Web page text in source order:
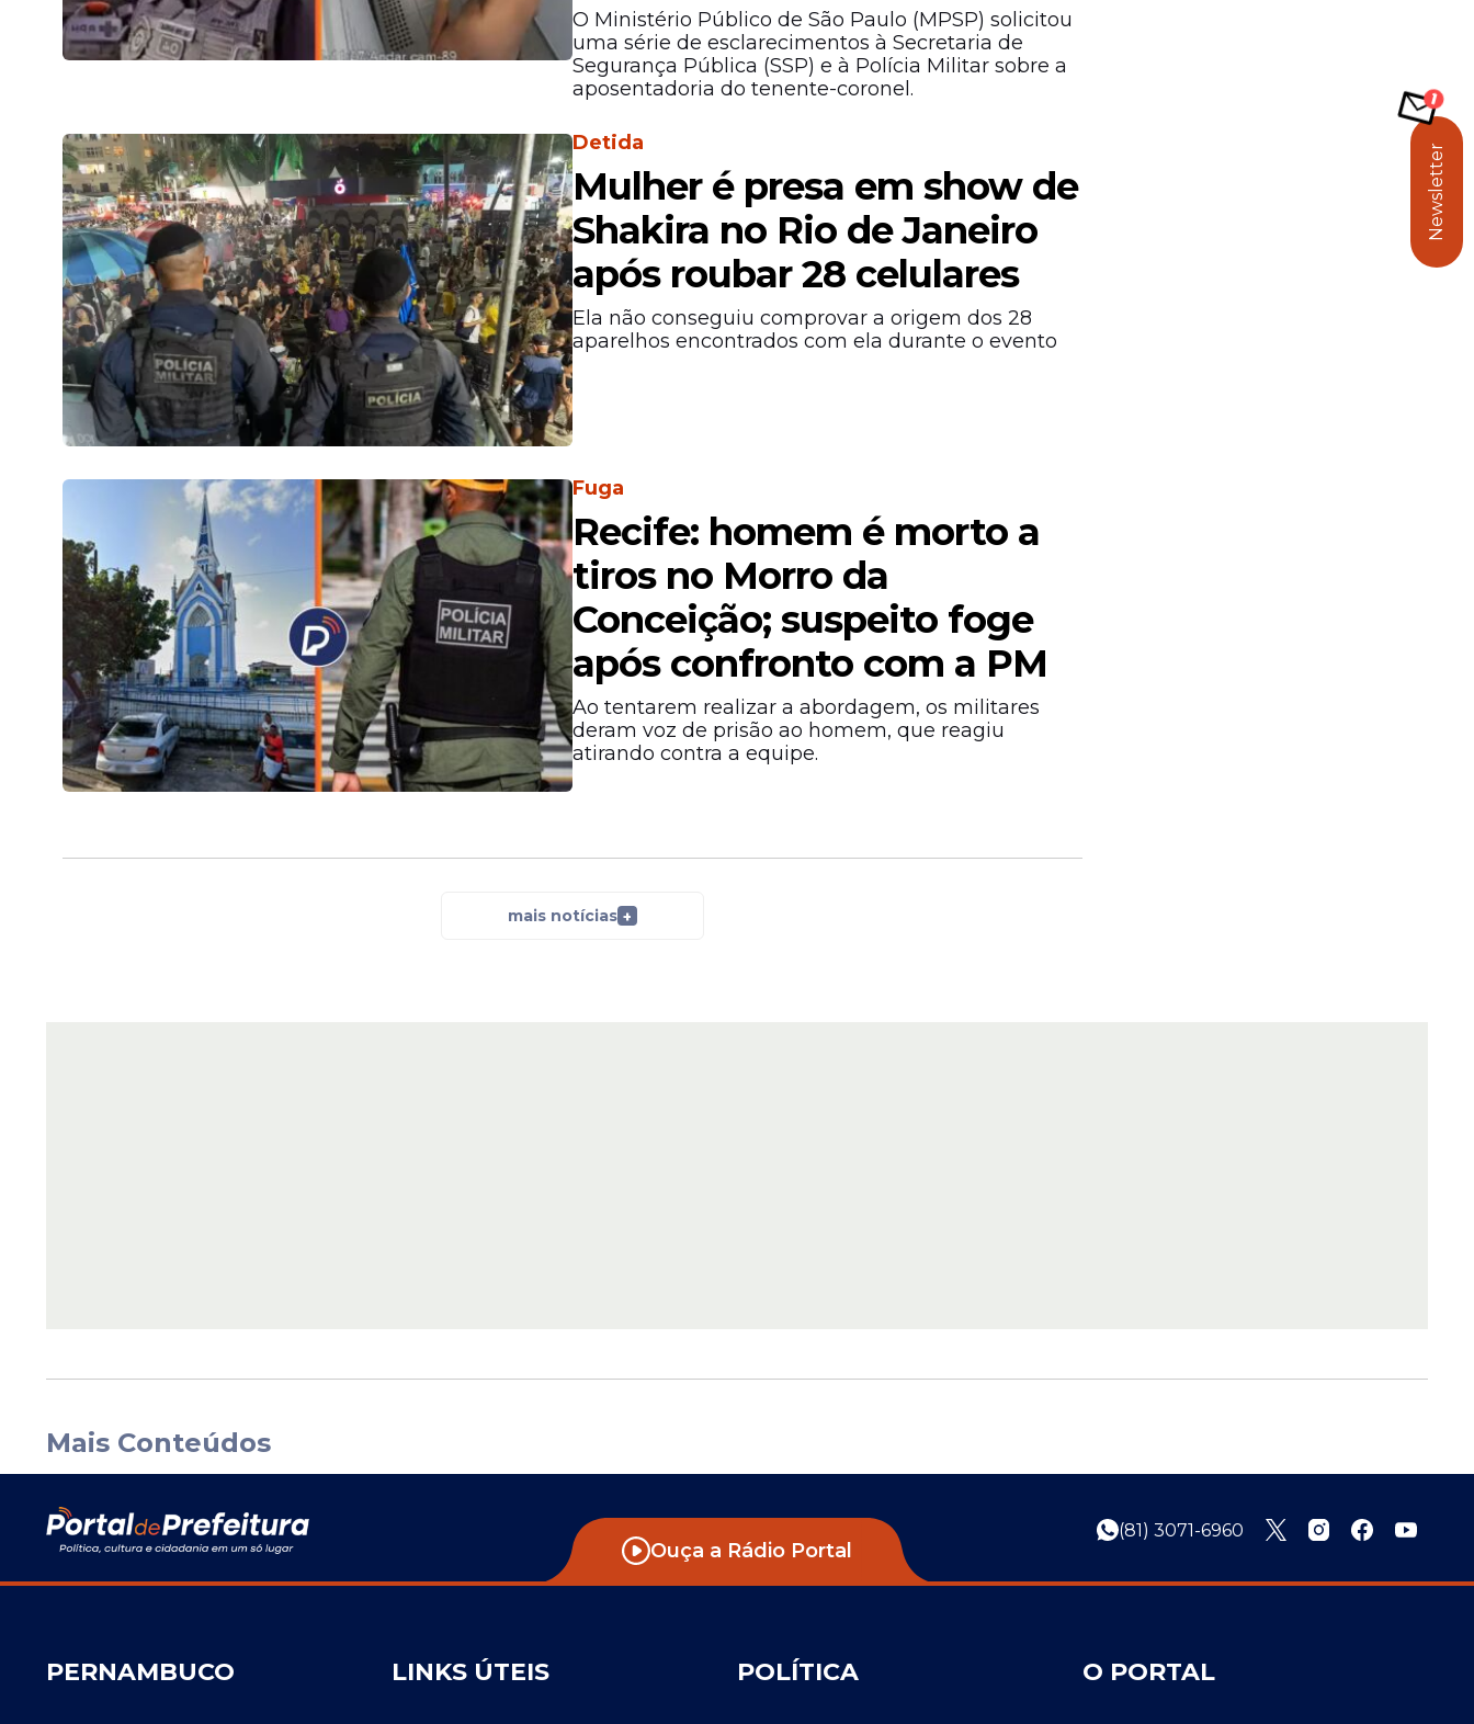
O Ministério Público de São Paulo (MPSP) solicitou
uma série de esclarecimentos à Secretaria de
Segurança Pública (SSP) e à Polícia Militar sobre a
aposentadoria do tenente-coronel.
Detida
Mulher é presa em show de
Shakira no Rio de Janeiro
após roubar 28 celulares
Ela não conseguiu comprovar a origem dos 28
aparelhos encontrados com ela durante o evento
Fuga
Recife: homem é morto a
tiros no Morro da
Conceição; suspeito foge
após confronto com a PM
Ao tentarem realizar a abordagem, os militares
deram voz de prisão ao homem, que reagiu
atirando contra a equipe.
mais notícias +
Mais Conteúdos
Ouça a Rádio Portal
(81) 3071-6960
PERNAMBUCO LINKS ÚTEIS POLÍTICA O PORTAL
Newsletter